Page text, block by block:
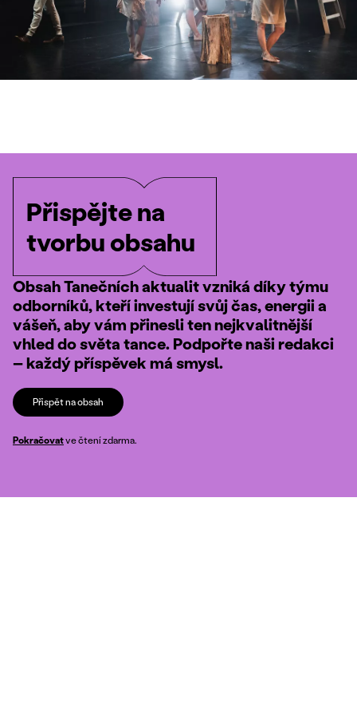
Přispějte na
tvorbu obsahu
Obsah Tanečních aktualit vzniká díky týmu
odborníků, kteří investují svůj čas, energii a
vášeň, aby vám přinesli ten nejkvalitnější
vhled do světa tance. Podpořte naši redakci
– každý příspěvek má smysl.
Přispět na obsah
Pokračovatve čtení zdarma.